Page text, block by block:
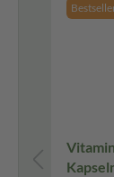
Vitamin